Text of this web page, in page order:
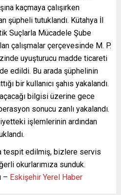
kaçmaya çalışırken
şüpheli tutuklandı. Kütahya İl
Suçlarla Mücadele Şube
çalışmalar çerçevesinde M. P.
uyuşturucu madde ticareti
edildi. Bu arada şüphelinin
bir kullanıcı şahıs yakalandı.
bilgisi üzerine gece
sonucu zanlı yakalandı.
işlemlerinin ardından
tespit edilmiş, bizlere servis
okurlarımıza sunduk.
– Eskişehir Yerel Haber